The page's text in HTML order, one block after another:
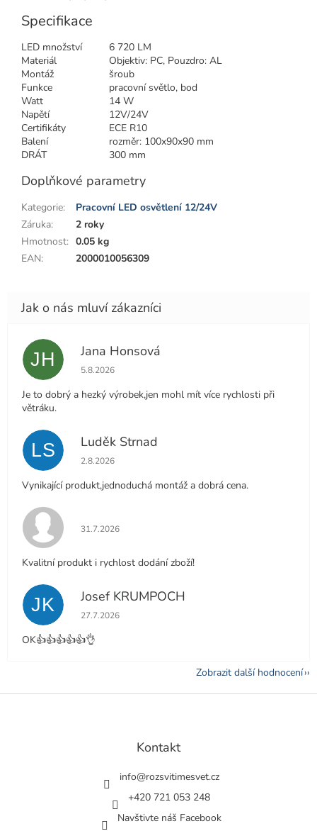
Specifikace
LED množství
6 720 LM
Materiál
Objektiv: PC, Pouzdro: AL
Montáž
šroub
Funkce
pracovní světlo, bod
Watt
14 W
Napětí
12V/24V
Certifikáty
ECE R10
Balení
rozměr: 100x90x90 mm
DRÁT
300 mm
Doplňkové parametry
Kategorie:
Pracovní LED osvětlení 12/24V
Záruka:
2 roky
Hmotnost: 0.05 kg
EAN: 2000010056309
JH Jana Honsová
Hodnocení obchodu je 5 z 5 hvězdiček.
5.8.2026
Je to dobrý a hezký výrobek,jen mohl mít více rychlosti při
větráku.
LS Luděk Strnad
Hodnocení obchodu je 5 z 5 hvězdiček.
2.8.2026
Vynikající produkt,jednoduchá montáž a dobrá cena.
Hodnocení obchodu je 5 z 5 hvězdiček.
31.7.2026
Kvalitní produkt i rychlost dodání zboží!
JK Josef KRUMPOCH
Hodnocení obchodu je 5 z 5 hvězdiček.
27.7.2026
OK👍👍👍👍👍👌
Zobrazit další hodnocení
Z
Kontakt
info@rozsvitimesvet.cz
+420 721 053 248
Navštivte náš Facebook